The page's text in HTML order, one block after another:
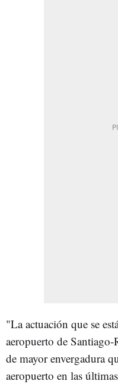
"La actuación que se
aeropuerto de
de mayor envergadura
aeropuerto en las